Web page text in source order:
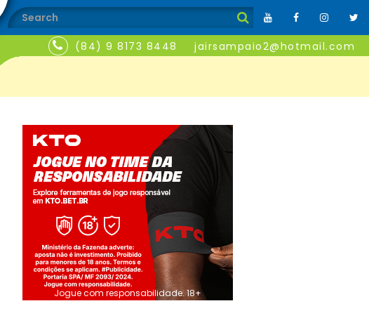
(84) 9 8173 8448 jairsampaio2@hotmail.com
Jogue com responsabilidade. 18+